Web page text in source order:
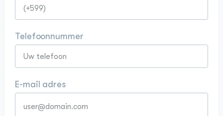
Telefoonnummer
E-mail adres